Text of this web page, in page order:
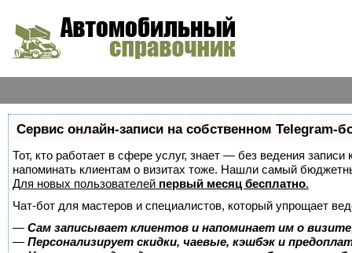
Сервис онлайн-записи на собственном Telegram-
Тот, кто работает в сфере услуг, знает — без ведения
напоминать клиентам о визитах тоже. Нашли самый
Для новых пользователей первый месяц бесплатно.
Чат-бот для мастеров и специалистов, который упрощает
— Сам записывает клиентов и напоминает им о
— Персонализирует скидки, чаевые, кэшбэк и